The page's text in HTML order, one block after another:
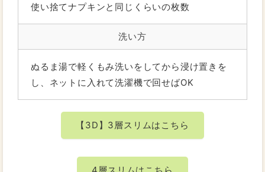
使い捨てナプキンと同じくらいの枚数
洗い方
ぬるま湯で軽くもみ洗いをしてから浸け置きを
し、ネットに入れて洗濯機で回せばOK
【3D】3層スリムはこちら